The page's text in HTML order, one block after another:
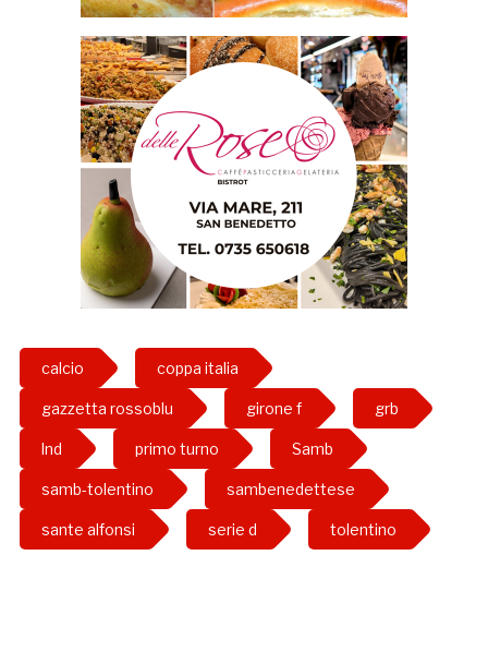
calcio coppa italia
gazzetta rossoblu girone f grb
lnd primo turno Samb
samb-tolentino sambenedettese
sante alfonsi serie d tolentino